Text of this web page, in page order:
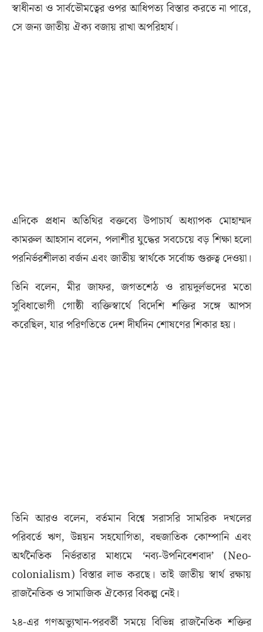
স্বাধীনতা ও সার্বভৌমত্বের ওপর আধিপত্য বিস্তার করতে না পারে,
সে জন্য জাতীয় ঐক্য বজায় রাখা অপরিহার্য।
এদিকে প্রধান অতিথির বক্তব্যে উপাচার্য অধ্যাপক মোহাম্মদ
কামরুল আহসান বলেন, পলাশীর যুদ্ধের সবচেয়ে বড় শিক্ষা হলো
পরনির্ভরশীলতা বর্জন এবং জাতীয় স্বার্থকে সর্বোচ্চ গুরুত্ব দেওয়া।
তিনি বলেন, মীর জাফর, জগতশেঠ ও রায়দুর্লভদের মতো
সুবিধাভোগী গোষ্ঠী ব্যক্তিস্বার্থে বিদেশি শক্তির সঙ্গে আপস
করেছিল, যার পরিণতিতে দেশ দীর্ঘদিন শোষণের শিকার হয়।
তিনি আরও বলেন, বর্তমান বিশ্বে সরাসরি সামরিক দখলের
পরিবর্তে ঋণ, উন্নয়ন সহযোগিতা, বহুজাতিক কোম্পানি এবং
অর্থনৈতিক নির্ভরতার মাধ্যমে ‘নব্য-উপনিবেশবাদ’ (Neo-
colonialism) বিস্তার লাভ করছে। তাই জাতীয় স্বার্থ রক্ষায়
রাজনৈতিক ও সামাজিক ঐক্যের বিকল্প নেই।
২৪-এর গণঅভ্যুত্থান-পরবর্তী সময়ে বিভিন্ন রাজনৈতিক শক্তির